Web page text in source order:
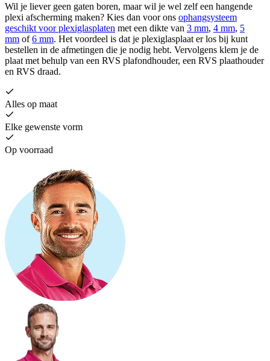
Wil je liever geen gaten boren, maar wil je wel zelf een hangende
plexi afscherming maken? Kies dan voor ons ophangsysteem
geschikt voor plexiglasplaten met een dikte van 3 mm, 4 mm, 5
mm of6 mm. Het voordeel is dat je plexiglasplaat er los bij kunt
bestellen in de afmetingen die je nodig hebt. Vervolgens klem je de
plaat met behulp van een RVS plafondhouder, een RVS plaathouder
en RVS draad.
Alles op maat
Elke gewenste vorm
Op voorraad